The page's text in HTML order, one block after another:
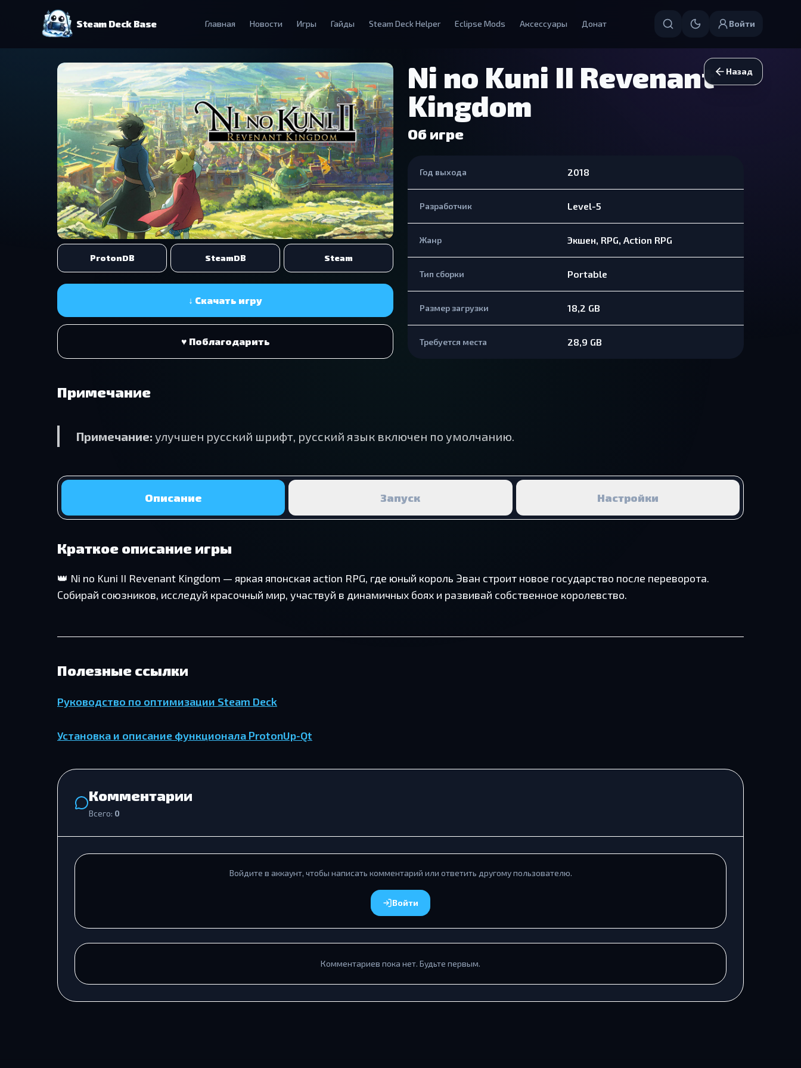
Steam Deck Base Главная Новости Игры Гайды Steam Deck Helper Eclipse Mods Аксессуары Донат Войти
Назад
ProtonDB SteamDB Steam
↓ Скачать игру
♥ Поблагодарить
Ni no Kuni II Revenant
Kingdom
Об игре
Год выхода 2018
Разработчик Level-5
Жанр Экшен, RPG, Action RPG
Тип сборки Portable
Размер загрузки 18,2 GB
Требуется места 28,9 GB
Примечание
Примечание: улучшен русский шрифт, русский язык включен по умолчанию.
Описание Запуск Настройки
Краткое описание игры
👑 Ni no Kuni II Revenant Kingdom — яркая японская action RPG, где юный король Эван строит новое государство после переворота.
Собирай союзников, исследуй красочный мир, участвуй в динамичных боях и развивай собственное королевство.
Полезные ссылки
Руководство по оптимизации Steam Deck
Установка и описание функционала ProtonUp-Qt
Комментарии
Всего: 0
Войдите в аккаунт, чтобы написать комментарий или ответить другому пользователю.
Войти
Комментариев пока нет. Будьте первым.